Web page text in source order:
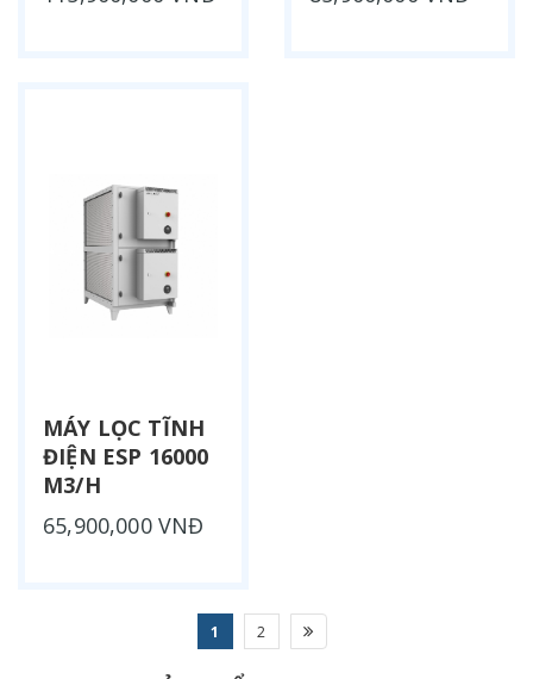
MÁY LỌC TĨNH
ĐIỆN ESP 16000
M3/H
65,900,000 VNĐ
1 2